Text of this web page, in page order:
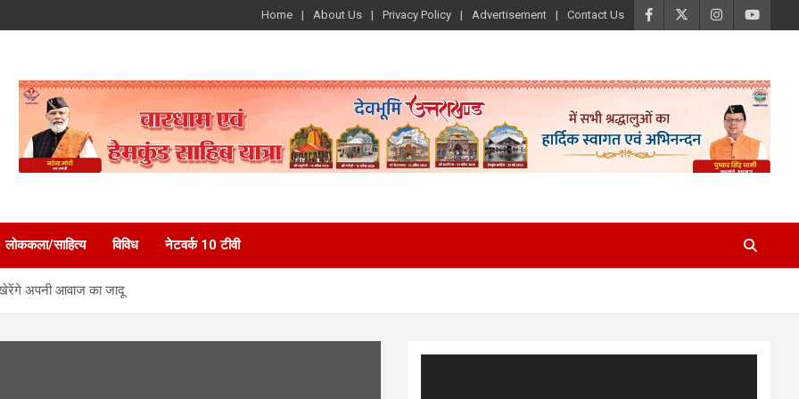
Home About Us Privacy Policy Advertisement Contact Us
लोककला/साहित्य विविध नेटवर्क 10 टीवी
अपनी आवाज का जादू